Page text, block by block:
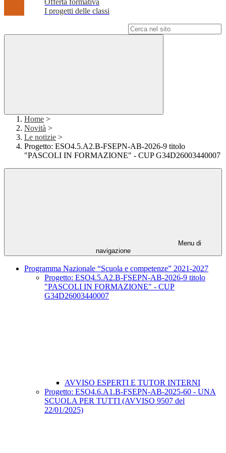
Offerta formativa
I progetti delle classi
Home >
Novità >
Le notizie >
Progetto: ESO4.5.A2.B-FSEPN-AB-2026-9 titolo
"PASCOLI IN FORMAZIONE" - CUP G34D26003440007
Menu di
navigazione
Programma Nazionale “Scuola e competenze” 2021-2027
Progetto: ESO4.5.A2.B-FSEPN-AB-2026-9 titolo
"PASCOLI IN FORMAZIONE" - CUP
G34D26003440007
AVVISO ESPERTI E TUTOR INTERNI
Progetto: ESO4.6.A1.B-FSEPN-AB-2025-60 - UNA
SCUOLA PER TUTTI (AVVISO 9507 del
22/01/2025)